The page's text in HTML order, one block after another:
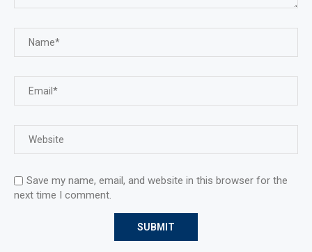
Save my name, email, and website in this browser for the
next time I comment.